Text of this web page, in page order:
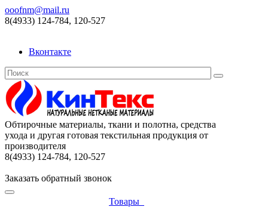
ooofnm@mail.ru
8(4933) 124-784, 120-527
Вконтакте
Обтирочные материалы, ткани и полотна, средства
ухода и другая готовая текстильная продукция от
производителя
8(4933) 124-784, 120-527
Заказать обратный звонок
Товары